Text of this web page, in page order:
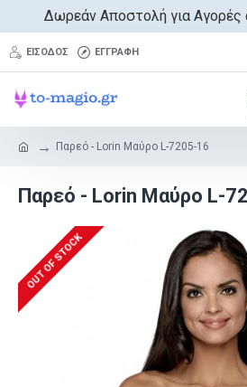
Δωρεάν Αποστολή για
ΕΊΣΟΔΟΣ ΕΓΓΡΑΦΉ
Παρεό - Lorin Μαύρο L-7205-16
Παρεό - Lorin Μαύρο L-
OUT OF STOCK